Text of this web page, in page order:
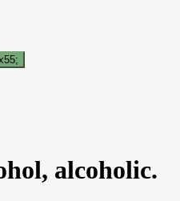
alcoholic.